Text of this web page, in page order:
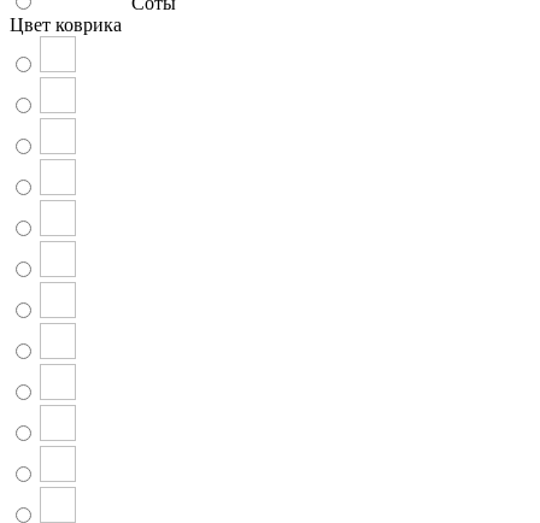
Цвет коврика